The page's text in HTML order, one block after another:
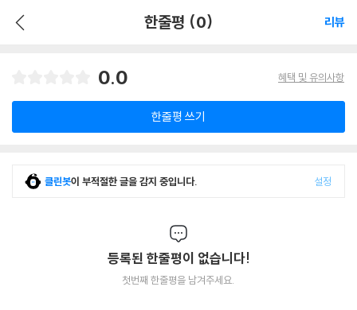
한줄평 (0) 리뷰
0.0 혜택 및 유의사항
한줄평 쓰기
클린봇이 부적절한 글을 감지 중입니다. 설정
등록된 한줄평이 없습니다!
첫번째 한줄평을 남겨주세요.